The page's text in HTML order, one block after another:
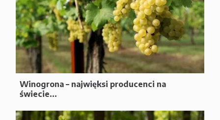
Winogrona – najwięksi producenci na
świecie...